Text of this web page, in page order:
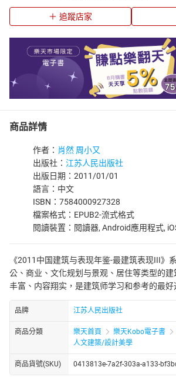
追蹤店家
商品詳情
作者： 肖然 周小又
出版社： 江苏人民出版社
出版日期：2011/01/01
語言：中文
ISBN：7584000927328
檔案格式：EPUB2-流式格式
閱讀裝置：閱讀器, Android應用程式,
《2011中国建筑与表现年鉴-最建筑表现III》
公、商业、文化规划与景观、居住等类型的
丰富、内容翔实，是建筑师学习和参考的最好
品牌 江苏人民出版社
商品分類 樂天首頁 樂天Kobo電子書
人文建築/設計美學
商品貨號(SKU) 0413813e-7a2f-303a-a133-